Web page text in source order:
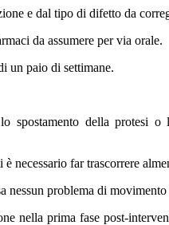
e dal tipo di difetto da
da assumere per via orale.
un paio di settimane.
spostamento della protesi o
necessario far trascorrere
nessun problema di
nella prima fase post-